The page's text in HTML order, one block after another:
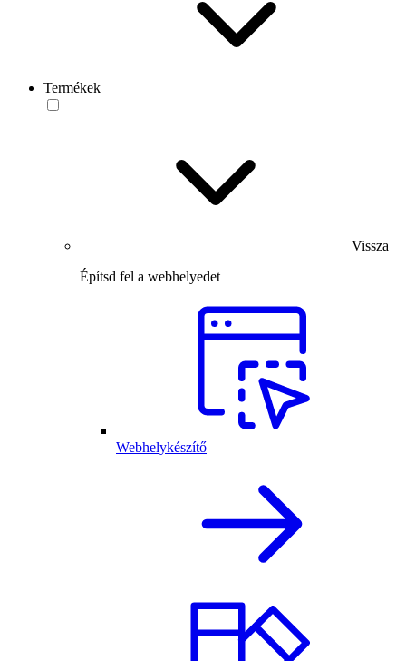
Termékek
Vissza
Építsd fel a webhelyedet
Webhelykészítő